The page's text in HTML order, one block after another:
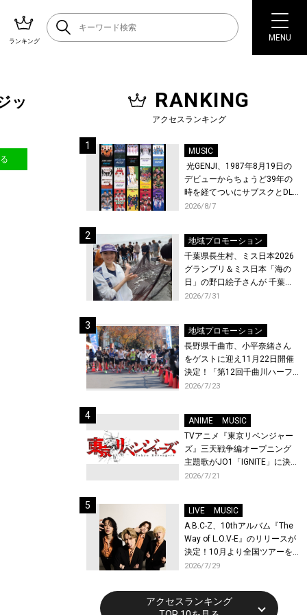
ランキング MENU
ッ RANKING
アクセスランキング
MUSIC
光GENJI、1987年8月19日の
デビューからちょうど39年の
時を経てついにサブスクとDL
配信が解禁！
2026/8/7
地域プロモーション
千葉県長生村、ミス日本2026
グランプリ＆ミス日本「海の
日」の野口絵子さんが 千葉県
唯一の村・長生村で地引網を
2026/7/31
地域プロモーション
長野県千曲市、小平奈緒さん
をゲストに迎え11月22日開催
決定！「第12回千曲川ハーフ
マラソン」エントリー受付開
2026/7/23
ANIME
MUSIC
TVアニメ『東京リベンジャー
ズ』三天戦争編オープニング
主題歌がJO1「IGNITE」に決
定！メンバー全員から喜びと
先行上映会を開催！
2026/7/21
LIVE
MUSIC
A.B.C-Z、10thアルバム『The
Way of L.O.V-E』のリリースが
決定！10月より全国ツアーを
開催！
2026/7/29
アクセスランキング